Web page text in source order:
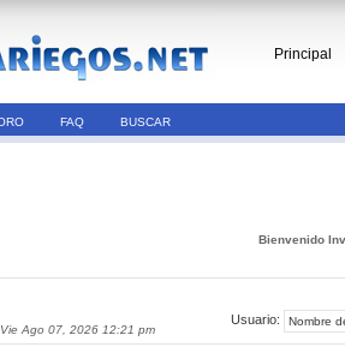
Principal
FAQ BUSCAR
Bienvenido
Ago 07, 2026 12:21 pm
Usuario: